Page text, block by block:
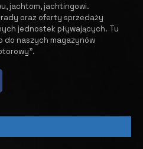
jachtom, jachtingowi.
oraz oferty sprzedaży
jednostek pływających. ​ Tu
do naszych magazynów